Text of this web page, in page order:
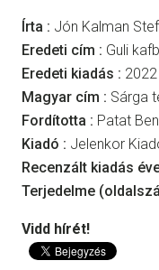
Írta : Jón Kalman
Eredeti cím : Guli
Eredeti kiadás : 2022
Magyar cím : Sárga
Fordította : Patat
Kiadó : Jelenkor
Recenzált kiadás
Terjedelme
Vidd hírét!